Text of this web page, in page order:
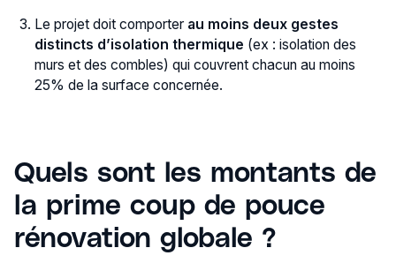
Le projet doit comporter au moins deux gestes
distincts d’isolation thermique (ex : isolation des
murs et des combles) qui couvrent chacun au moins
25% de la surface concernée.
Quels sont les montants de
la prime coup de pouce
rénovation globale ?